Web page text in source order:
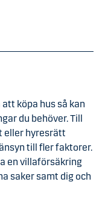
köpa hus så kan
du behöver. Till
eller hyresrätt
till fler faktorer.
en villaförsäkring
saker samt dig och